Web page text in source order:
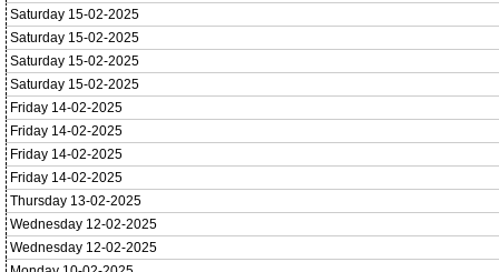
Saturday 15-02-2025
Saturday 15-02-2025
Saturday 15-02-2025
Saturday 15-02-2025
Friday 14-02-2025
Friday 14-02-2025
Friday 14-02-2025
Friday 14-02-2025
Thursday 13-02-2025
Wednesday 12-02-2025
Wednesday 12-02-2025